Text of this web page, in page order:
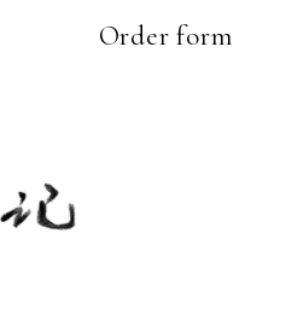
Order form